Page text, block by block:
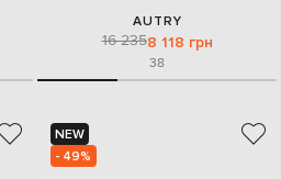
AUTRY
16 2358 118 грн
38
NEW
- 49%